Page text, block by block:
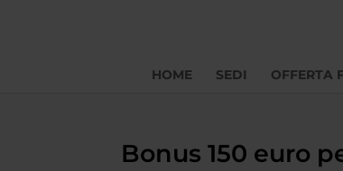
HOME SEDI OFFERTA
Bonus 150 euro